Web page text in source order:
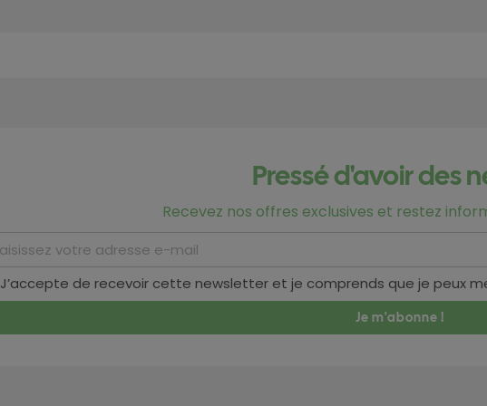
Pressé d'avoir des
Recevez nos offres exclusives et restez
J’accepte de recevoir cette newsletter et je comprends que je peux